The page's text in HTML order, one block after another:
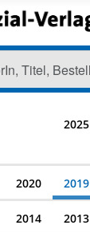
2025
2020 2019
2014 2013